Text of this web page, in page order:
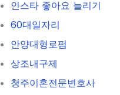
인스타 좋아요 늘리기
60대일자리
안양대형로펌
상조내구제
청주이혼전문변호사